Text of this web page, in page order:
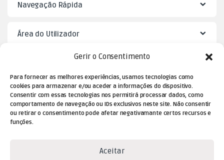
Gerir o Consentimento
Para fornecer as melhores experiências, usamos tecnologias como
cookies para armazenar e/ou aceder a informações do dispositivo.
Consentir com essas tecnologias nos permitirá processar dados, como
comportamento de navegação ou IDs exclusivos neste site. Não consentir
ou retirar o consentimento pode afetar negativamante certos recursos e
funções.
Aceitar
Navegação Rápida
Área do Utilizador